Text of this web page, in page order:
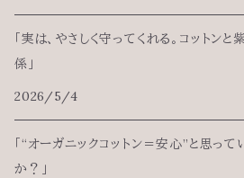
「実は、やさしく守ってくれる。コットン
係」
2026/5/4
「“オーガニックコットン＝安心”と思って
か？」